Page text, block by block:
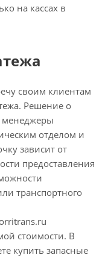
на кассах в
своим клиентам
Решение о
менеджеры
отделом и
зависит от
предоставления
транспортного
стоимости. В
купить запасные